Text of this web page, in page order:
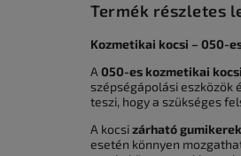
Termék részletes
Kozmetikai kocsi – 050-
A 050-es kozmetikai kocsi
szépségápolási
teszi, hogy a szükséges
A kocsizárható
esetén könnyen